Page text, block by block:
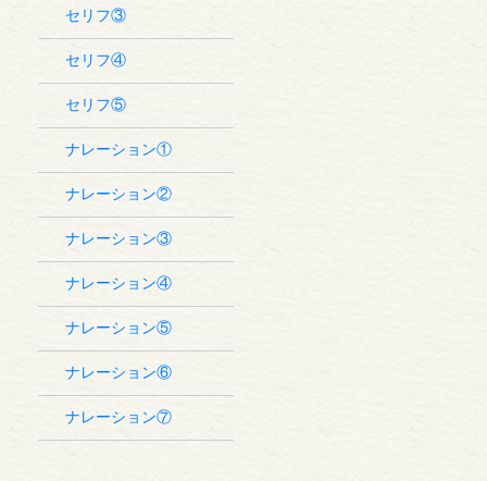
セリフ③
セリフ④
セリフ⑤
ナレーション①
ナレーション②
ナレーション③
ナレーション④
ナレーション⑤
ナレーション⑥
ナレーション⑦